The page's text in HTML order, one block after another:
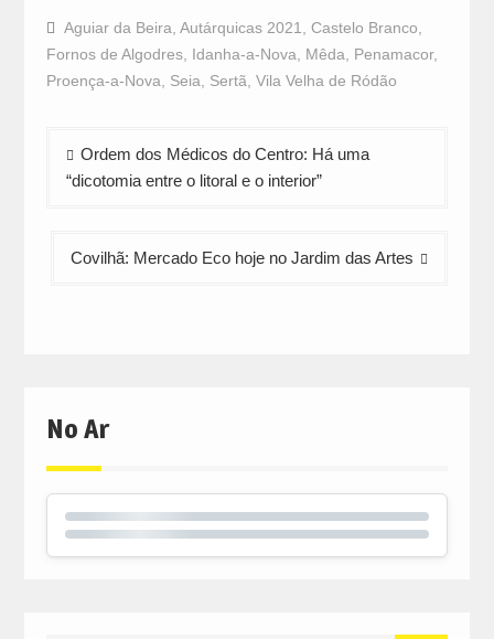
Facebook
(Opens
new
window)
WhatsApp
(Opens
new
window)
Twitter
(Opens
in
new
window)
Aguiar da Beira Autárquicas 2021 Castelo Branco
Fornos de Algodres, Idanha-a-Nova Mêda Penamacor,
Proença-a-Nova
Seia Sertã Vila Velha de Ródão
Navegação
de
Ordem dos Médicos do Centro: Há uma
“dicotomia entre o litoral e o interior”
Covilhã: Mercado Eco hoje no Jardim das Artes
No Ar